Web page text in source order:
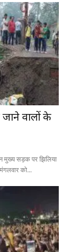
वालों के
सड़क पर झिलिया
को...